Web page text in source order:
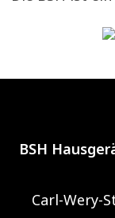
BSH
Carl-Wery-